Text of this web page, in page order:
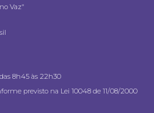
Vaz"
8h45 às 22h30
previsto na Lei 10048 de 11/08/2000